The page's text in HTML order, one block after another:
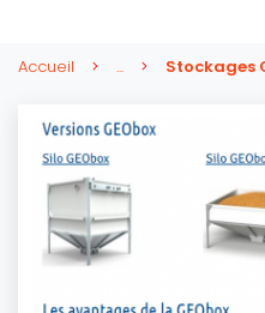
Accueil ...